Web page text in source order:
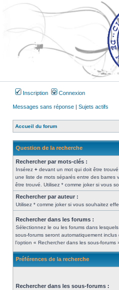
Inscription Connexion
Messages sans réponse | Sujets actifs
Accueil du forum
Question de la recherche
Rechercher par mots-clés :
Insérez + devant un mot qui doit être
une liste de mots séparés entre des barres
être trouvé. Utilisez * comme joker si vous
Rechercher par auteur :
Utilisez * comme joker si vous souhaitez
Rechercher dans les forums :
Sélectionnez le ou les forums dans
sous-forums seront automatiquement
l’option « Rechercher dans les sous-forums
Préférences de la recherche
Rechercher dans les sous-forums :